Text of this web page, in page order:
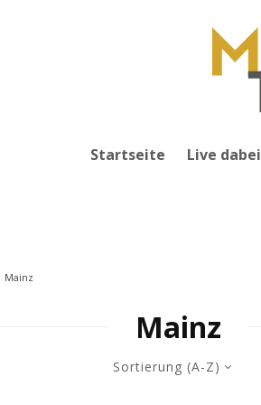
Startseite Live dabei
Mainz
Mainz
Sortierung (A-Z)